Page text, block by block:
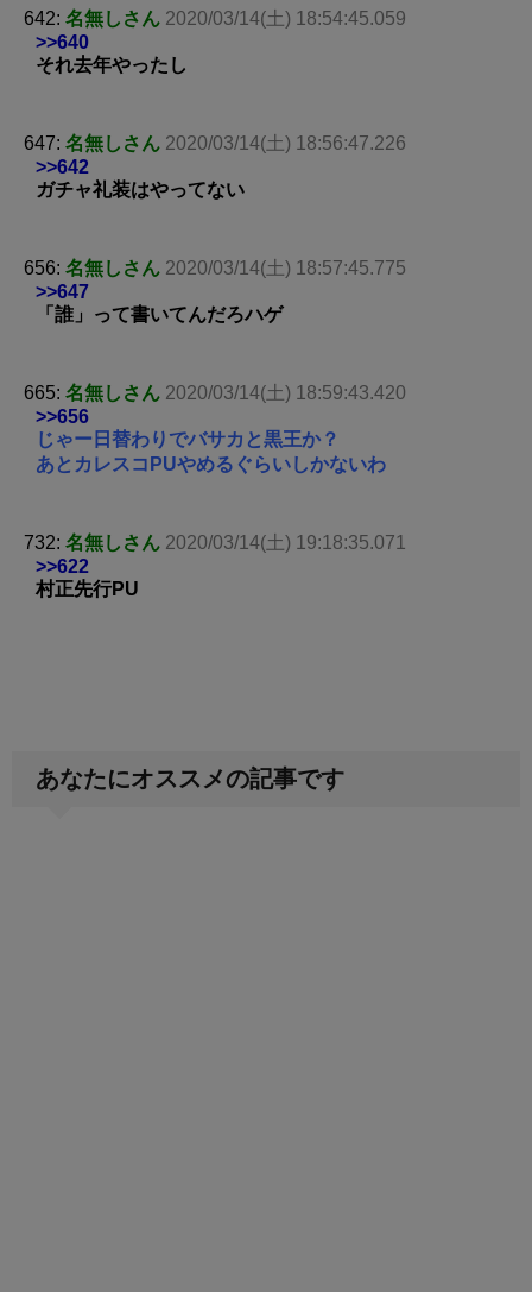
642: 名無しさん 2020/03/14(土) 18:54:45.059
>>640
それ去年やったし
647: 名無しさん 2020/03/14(土) 18:56:47.226
>>642
ガチャ礼装はやってない
656: 名無しさん 2020/03/14(土) 18:57:45.775
>>647
「誰」って書いてんだろハゲ
665: 名無しさん 2020/03/14(土) 18:59:43.420
>>656
じゃー日替わりでバサカと黒王か？
あとカレスコPUやめるぐらいしかないわ
732: 名無しさん 2020/03/14(土) 19:18:35.071
>>622
村正先行PU
あなたにオススメの記事です